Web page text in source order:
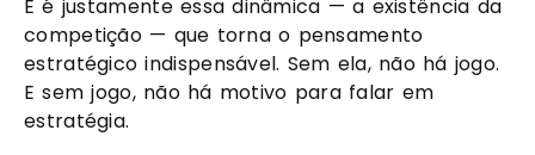
E é justamente essa dinâmica — a existência da
competição — que torna o pensamento
estratégico indispensável. Sem ela, não há jogo.
E sem jogo, não há motivo para falar em
estratégia.